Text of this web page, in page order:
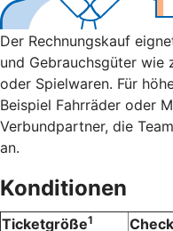
Der Rechnungskauf
und Gebrauchsgüter wie
oder Spielwaren. Für
Beispiel Fahrräder oder
Verbundpartner, die
an.
Konditionen
Ticketgröße1